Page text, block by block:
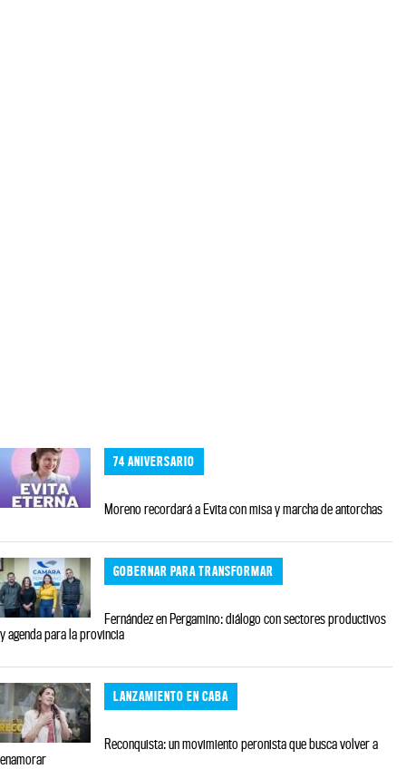
74 ANIVERSARIO
Moreno recordará a Evita con misa y marcha de antorchas
GOBERNAR PARA TRANSFORMAR
Fernández en Pergamino: diálogo con sectores productivos
y agenda para la provincia
LANZAMIENTO EN CABA
Reconquista: un movimiento peronista que busca volver a
enamorar